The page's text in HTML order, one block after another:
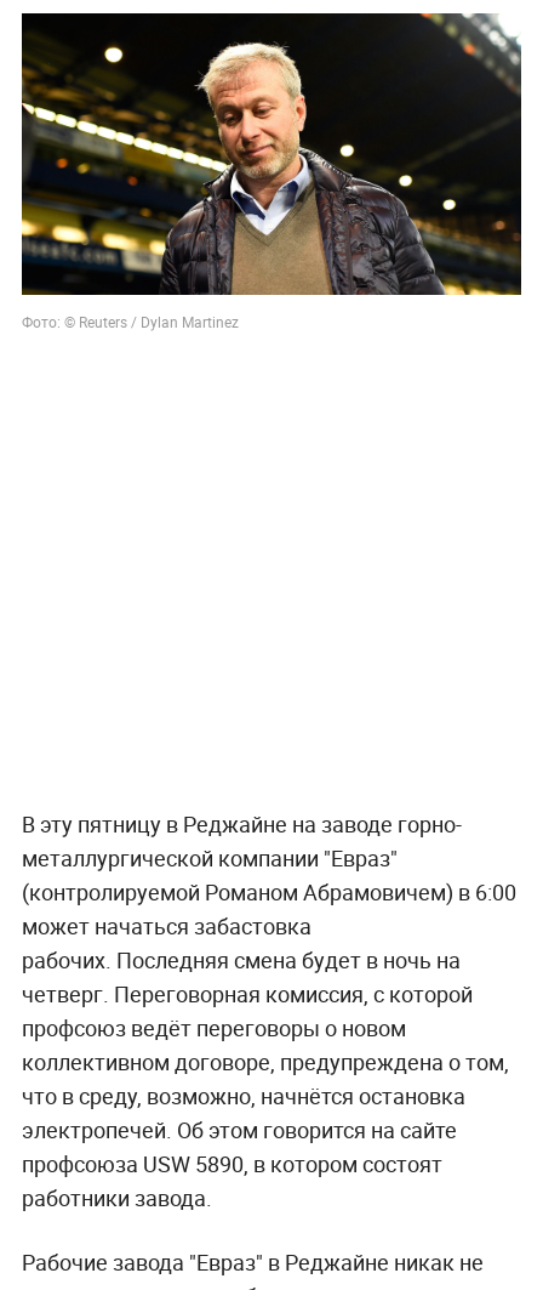
Фото: © Reuters / Dylan Martinez
В эту пятницу в Реджайне на заводе горно-
металлургической компании "Евраз"
(контролируемой Романом Абрамовичем) в 6:00
может начаться забастовка
рабочих. Последняя смена будет в ночь на
четверг. Переговорная комиссия, с которой
профсоюз ведёт переговоры о новом
коллективном договоре, предупреждена о том,
что в среду, возможно, начнётся остановка
электропечей. Об этом говорится на сайте
профсоюза USW 5890, в котором состоят
работники завода.
Рабочие завода "Евраз" в Реджайне никак не